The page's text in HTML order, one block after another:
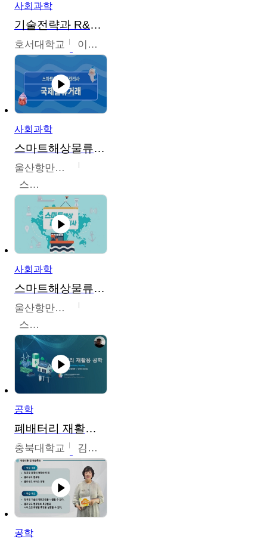
사회과학
기술전략과 R&D기획
호서대학교 이원희
사회과학
스마트해상물류관리사 교육과정
울산항만공사
스마트해상물류관리사 교육위원회
사회과학
스마트해상물류관리사 교육과정2
울산항만공사
스마트해상물류관리사 교육위원회
공학
폐배터리 재활용 공학
충북대학교 김영재,최진섭,한성수,한요셉,윤문수,박유세,강동우,박민준,이동주,조채용
공학